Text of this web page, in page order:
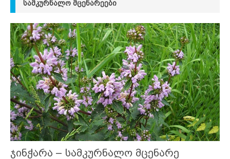
ᲡᲐᲛᲙᲣᲠᲜᲐᲚᲝ ᲛᲪᲔᲜᲐᲠᲔᲔᲑᲘ
ჯინჭარა – სამკურნალო მცენარე